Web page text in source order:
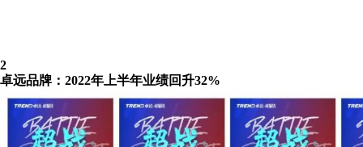
2
卓远品牌：2022年上半年业绩回升32%